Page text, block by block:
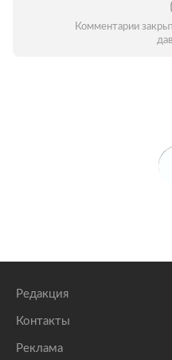
Комментарии
Редакция
Контакты
Реклама